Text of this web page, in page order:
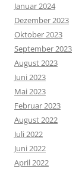
Januar 2024
Dezember 2023
Oktober 2023
September 2023
August 2023
Juni 2023
Mai 2023
Februar 2023
August 2022
Juli 2022
Juni 2022
April 2022